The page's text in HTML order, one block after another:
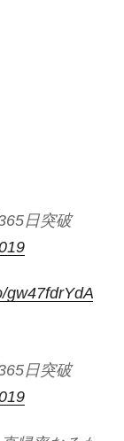
日突破
gw47fdrYdA
日突破